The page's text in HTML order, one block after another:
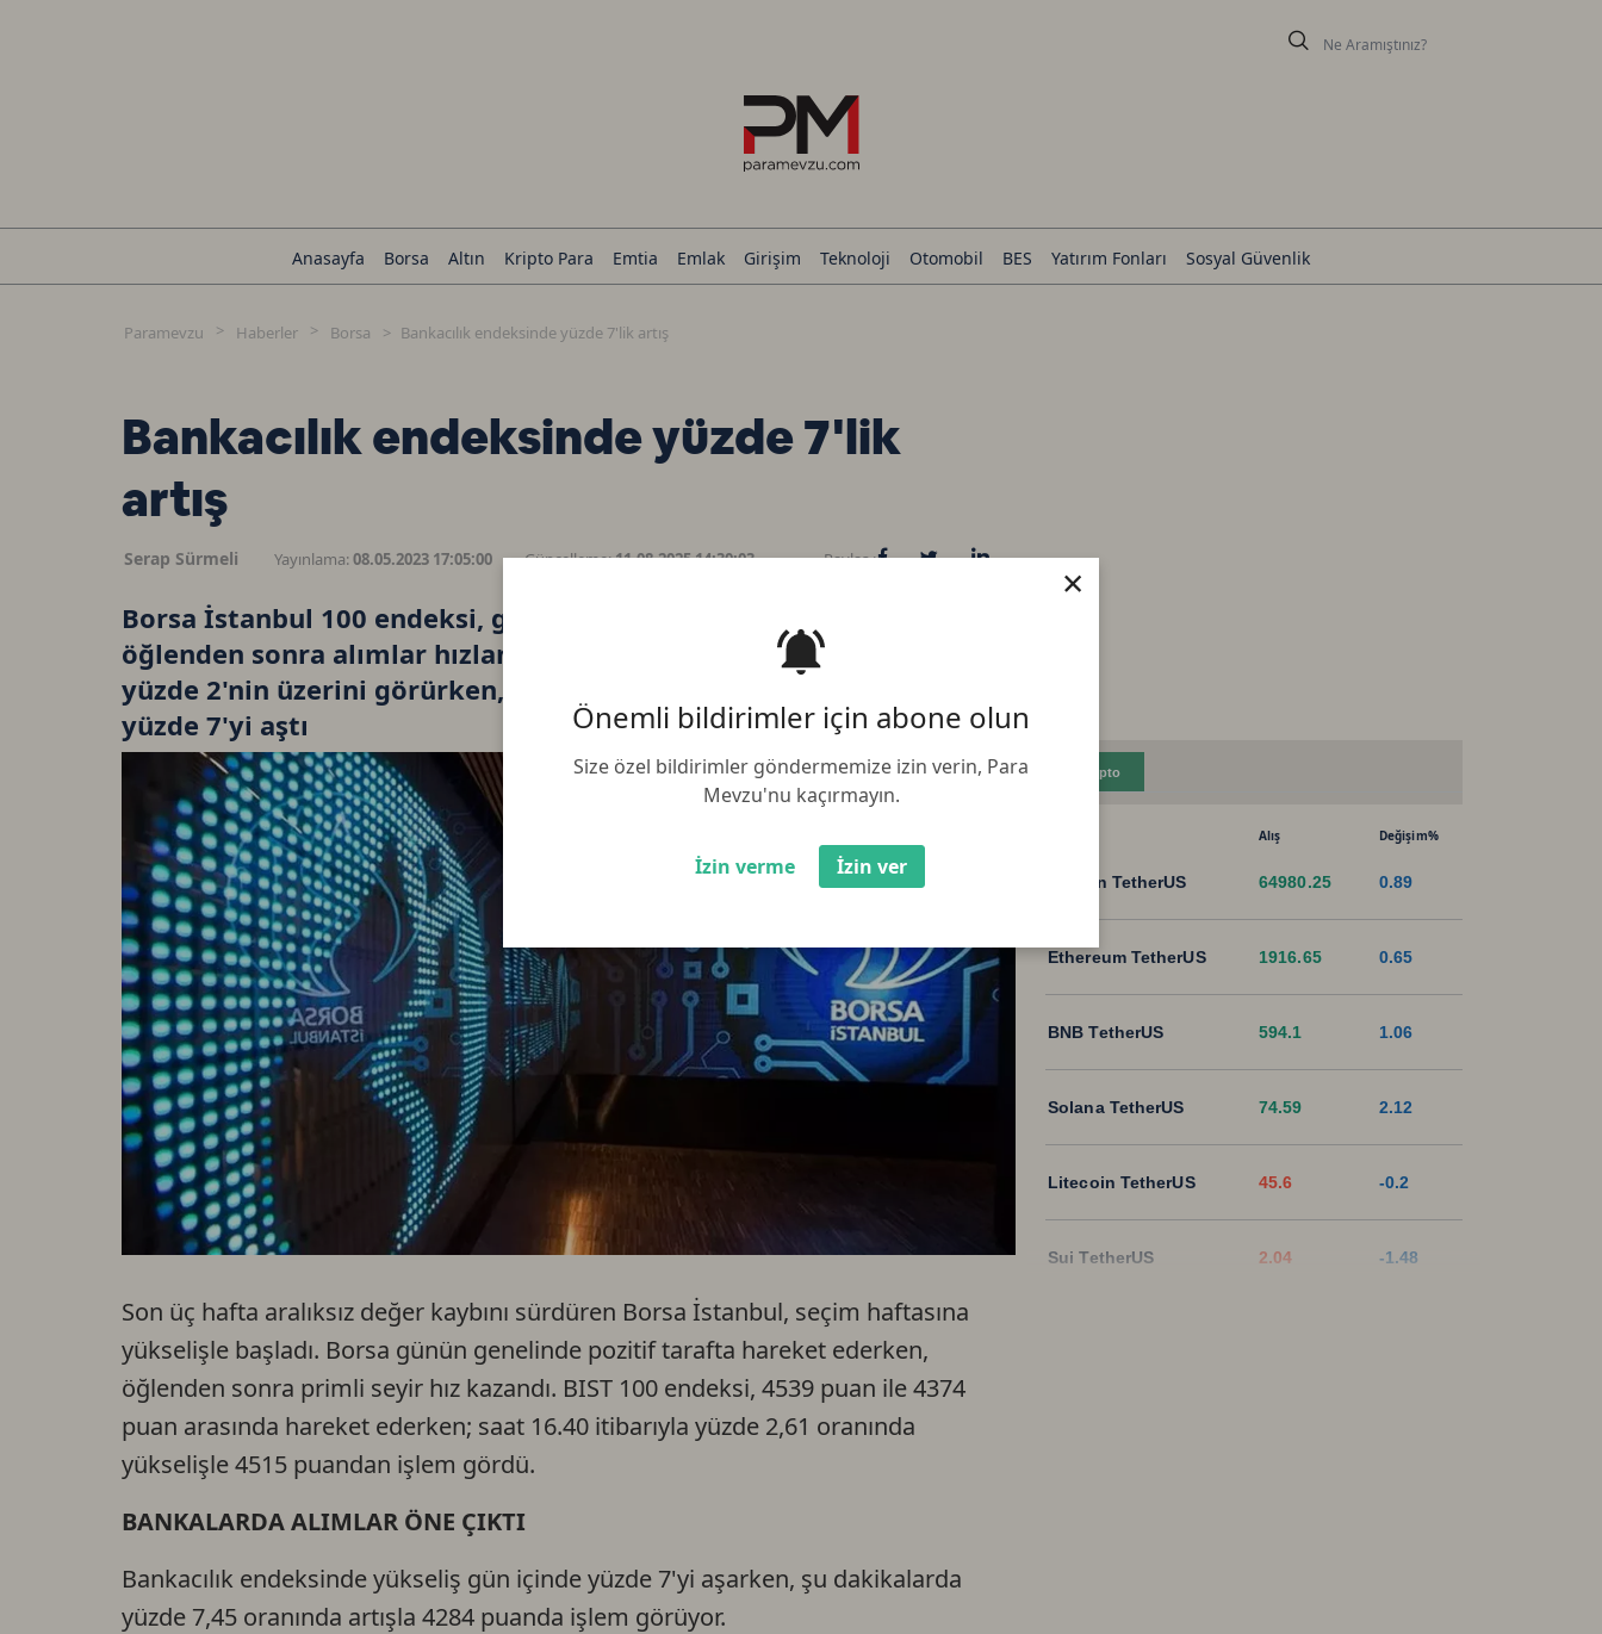
Önemli bildirimler için abone olun
Size özel bildirimler göndermemize izin verin, Para
Mevzu'nu kaçırmayın.
İzin verme İzin ver
×
Anasayfa Borsa Altın Kripto Para Emtia Emlak Girişim Teknoloji Otomobil BES Yatırım Fonları Sosyal Güvenlik
Paramevzu Haberler Borsa Bankacılık endeksinde yüzde 7'lik artış
Bankacılık endeksinde yüzde 7'lik
artış
Serap Sürmeli Yayınlama:08.05.2023 17:05:00 Güncelleme:11.08.2025 14:30:03 Paylaş :
Borsa İstanbul 100 endeksi, gün boyu primli hareket ederken;
öğlenden sonra alımlar hızlandı. BIST 100 Endeksi'nde yükseliş
yüzde 2'nin üzerini görürken, bankacılık endeksinde değer artışı
yüzde 7'yi aştı
Son üç hafta aralıksız değer kaybını sürdüren Borsa İstanbul, seçim haftasına
yükselişle başladı. Borsa günün genelinde pozitif tarafta hareket ederken,
öğlenden sonra primli seyir hız kazandı. BIST 100 endeksi, 4539 puan ile 4374
puan arasında hareket ederken; saat 16.40 itibarıyla yüzde 2,61 oranında
yükselişle 4515 puandan işlem gördü.
BANKALARDA ALIMLAR ÖNE ÇIKTI
Bankacılık endeksinde yükseliş gün içinde yüzde 7'yi aşarken, şu dakikalarda
yüzde 7,45 oranında artışla 4284 puanda işlem görüyor.
Kripto
Alış Değişim%
Bitcoin TetherUS 64980.25 0.89
Ethereum TetherUS 1916.65 0.65
BNB TetherUS 594.1 1.06
Solana TetherUS 74.59 2.12
Litecoin TetherUS 45.6 -0.2
Sui TetherUS 2.04 -1.48